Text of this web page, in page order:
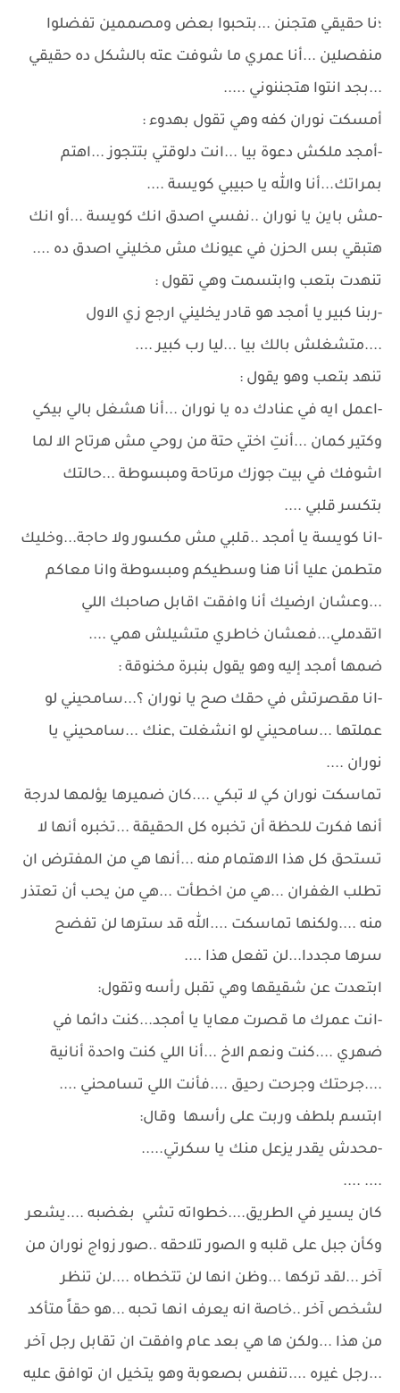
؛نا حقيقي هتجنن ...بتحبوا بعض ومصممين تفضلوا
منفصلين ...أنا عمري ما شوفت عته بالشكل ده حقيقي
...بجد انتوا هتجننوني .....
أمسكت نوران كفه وهي تقول بهدوء :
-أمجد ملكش دعوة بيا ...انت دلوقتي بتتجوز ...اهتم
بمراتك...أنا والله يا حبيبي كويسة ....
-مش باين يا نوران ..نفسي اصدق انك كويسة ...أو انك
هتبقي بس الحزن في عيونك مش مخليني اصدق ده ....
تنهدت بتعب وابتسمت وهي تقول :
-ربنا كبير يا أمجد هو قادر يخليني ارجع زي الاول
....متشغلش بالك بيا ...ليا رب كبير ....
تنهد بتعب وهو يقول :
-اعمل ايه في عنادك ده يا نوران ...أنا هشغل بالي بيكي
وكتير كمان ...أنتِ اختي حتة من روحي مش هرتاح الا لما
اشوفك في بيت جوزك مرتاحة ومبسوطة ...حالتك
بتكسر قلبي ....
-انا كويسة يا أمجد ..قلبي مش مكسور ولا حاجة...وخليك
متطمن عليا أنا هنا وسطيكم ومبسوطة وانا معاكم
...وعشان ارضيك أنا وافقت اقابل صاحبك اللي
اتقدملي...فعشان خاطري متشيلش همي ....
ضمها أمجد إليه وهو يقول بنبرة مخنوقة :
-انا مقصرتش في حقك صح يا نوران ؟...سامحيني لو
عملتها ...سامحيني لو انشغلت ,عنك ...سامحيني يا
نوران ....
تماسكت نوران كي لا تبكي ....كان ضميرها يؤلمها لدرجة
أنها فكرت للحظة أن تخبره كل الحقيقة ...تخبره أنها لا
تستحق كل هذا الاهتمام منه ...أنها هي من المفترض ان
تطلب الغفران ...هي من اخطأت ...هي من يحب أن تعتذر
منه ....ولكنها تماسكت ....الله قد سترها لن تفضح
سرها مجددا...لن تفعل هذا ....
ابتعدت عن شقيقها وهي تقبل رأسه وتقول:
-انت عمرك ما قصرت معايا يا أمجد...كنت دائما في
ضهري ....كنت ونعم الاخ ...أنا اللي كنت واحدة أنانية
....جرحتك وجرحت رحيق ....فأنت اللي تسامحني ....
ابتسم بلطف وربت على رأسها وقال:
-محدش يقدر يزعل منك يا سكرتي.....
.... ....
كان يسير في الطريق....خطواته تشي بغضبه ....يشعر
وكأن جبل على قلبه و الصور تلاحقه ..صور زواج نوران من
آخر ...لقد تركها ...وظن انها لن تتخطاه ....لن تنظر
لشخص آخر ..خاصة انه يعرف انها تحبه ...هو حقاً متأكد
من هذا ...ولكن ها هي بعد عام وافقت ان تقابل رجل آخر
...رجل غيره ....تنفس بصعوبة وهو يتخيل ان توافق عليه